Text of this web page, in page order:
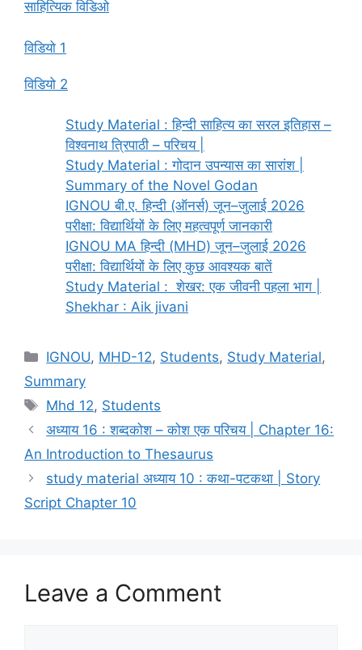
साहित्यिक विडिओ
विडियो 1
विडियो 2
Study Material : हिन्दी साहित्य का सरल इतिहास –
विश्वनाथ त्रिपाठी – परिचय |
Study Material : गोदान उपन्यास का सारांश |
Summary of the Novel Godan
IGNOU बी.ए. हिन्दी (ऑनर्स) जून–जुलाई 2026
परीक्षा: विद्यार्थियों के लिए महत्वपूर्ण जानकारी
IGNOU MA हिन्दी (MHD) जून–जुलाई 2026
परीक्षा: विद्यार्थियों के लिए कुछ आवश्यक बातें
Study Material : शेखर: एक जीवनी पहला भाग |
Shekhar : Aik jivani
IGNOU, MHD-12, Students, Study Material,
Summary
Mhd 12, Students
अध्याय 16 : शब्दकोश – कोश एक परिचय | Chapter 16:
An Introduction to Thesaurus
study material अध्याय 10 : कथा-पटकथा | Story
Script Chapter 10
Leave a Comment